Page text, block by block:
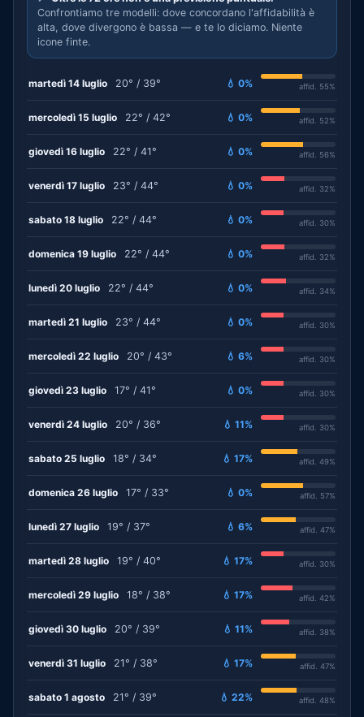
Confrontiamo tre modelli: dove concordano l'affidabilità è
alta, dove divergono è bassa — e te lo diciamo. Niente
icone finte.
martedì 14 luglio 20° / 39° 💧 0% affid. 55%
mercoledì 15 luglio 22° / 42° 💧 0% affid. 52%
giovedì 16 luglio 22° / 41° 💧 0% affid. 56%
venerdì 17 luglio 23° / 44° 💧 0% affid. 32%
sabato 18 luglio 22° / 44° 💧 0% affid. 30%
domenica 19 luglio 22° / 44° 💧 0% affid. 32%
lunedì 20 luglio 22° / 44° 💧 0% affid. 34%
martedì 21 luglio 23° / 44° 💧 0% affid. 30%
mercoledì 22 luglio 20° / 43° 💧 6% affid. 30%
giovedì 23 luglio 17° / 41° 💧 0% affid. 30%
venerdì 24 luglio 20° / 36° 💧 11% affid. 30%
sabato 25 luglio 18° / 34° 💧 17% affid. 49%
domenica 26 luglio 17° / 33° 💧 0% affid. 57%
lunedì 27 luglio 19° / 37° 💧 6% affid. 47%
martedì 28 luglio 19° / 40° 💧 17% affid. 30%
mercoledì 29 luglio 18° / 38° 💧 17% affid. 42%
giovedì 30 luglio 20° / 39° 💧 11% affid. 38%
venerdì 31 luglio 21° / 38° 💧 17% affid. 47%
sabato 1 agosto 21° / 39° 💧 22% affid. 48%